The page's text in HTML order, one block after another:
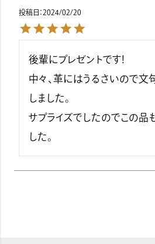
投稿日 2024/02/20
後輩にプレゼントです！
中々、革にはうるさいので
しました。
サプライズでしたのでこの品
した。